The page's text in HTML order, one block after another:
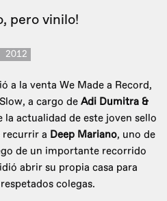
pero vinilo!
2012
a la venta We Made a Record,
a cargo de Adi Dumitra &
la actualidad de este joven sello
recurrir a Deep Mariano, uno de
de un importante recorrido
abrir su propia casa para
colegas.